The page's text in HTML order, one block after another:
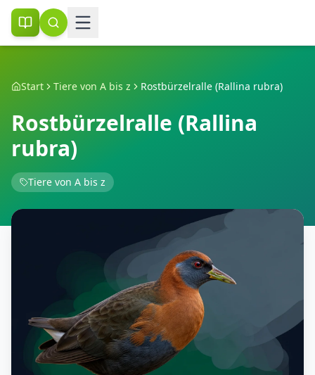
Start Tiere von A bis z Rostbürzelralle (Rallina rubra)
Rostbürzelralle (Rallina
rubra)
Tiere von A bis z